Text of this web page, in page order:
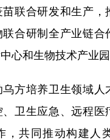
联合研发和生产，
合研制全产业链合
心和生物技术产业园
培养卫生领域人
卫生应急、远程医
，共同推动构建人